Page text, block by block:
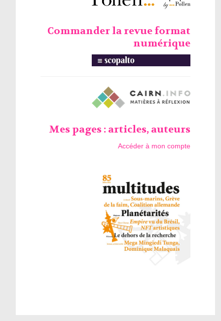
Commander la revue format
numérique
Mes pages : articles, auteurs
Accéder à mon compte